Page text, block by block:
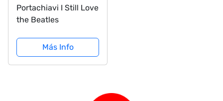
Portachiavi I Still Love
the Beatles
Más Info